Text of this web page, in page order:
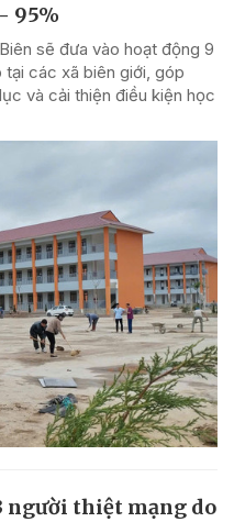
95%
sẽ đưa vào hoạt động 9
các xã biên giới, góp
và cải thiện điều kiện học
người thiệt mạng do